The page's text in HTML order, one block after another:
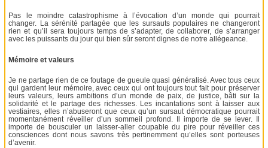
Pas le moindre catastrophisme à l’évocation d’un monde qui pourrait
changer. La sérénité partagée que les sursauts populaires ne changeront
rien et qu’il sera toujours temps de s’adapter, de collaborer, de s’arranger
avec les puissants du jour qui bien sûr seront dignes de notre allégeance.
Mémoire et valeurs
Je ne partage rien de ce foutage de gueule quasi généralisé. Avec tous ceux
qui gardent leur mémoire, avec ceux qui ont toujours tout fait pour préserver
leurs valeurs, leurs ambitions d’un monde de paix, de justice, bâti sur la
solidarité et le partage des richesses. Les incantations sont à laisser aux
vestiaires, elles n’abuseront que ceux qu’un sursaut démocratique pourrait
momentanément réveiller d’un sommeil profond. Il importe de se lever. Il
importe de bousculer un laisser-aller coupable du pire pour réveiller ces
consciences dont nous savons très pertinemment qu’elles sont porteuses
d’avenir.